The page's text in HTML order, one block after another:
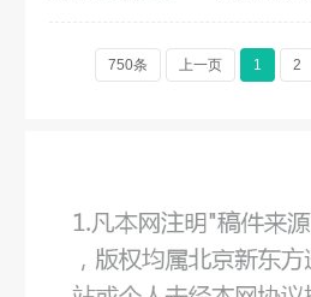
750条 上一页 1 2